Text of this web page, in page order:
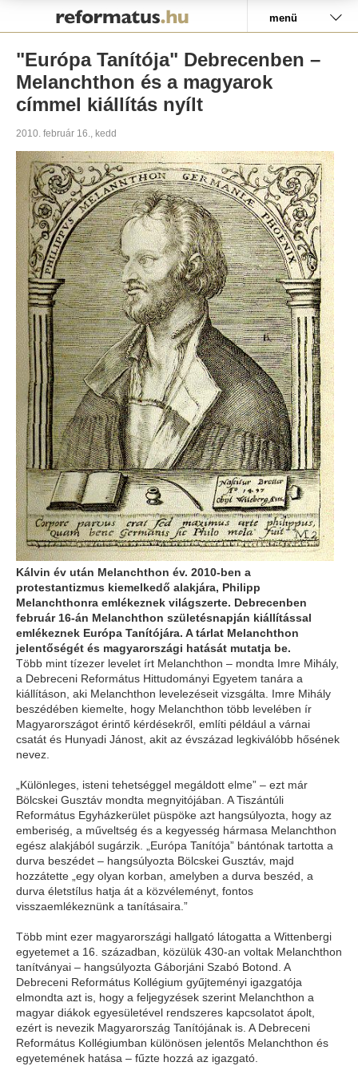
menü
"Európa Tanítója" Debrecenben –
Melanchthon és a magyarok
címmel kiállítás nyílt
2010. február 16., kedd
Kálvin év után Melanchthon év. 2010-ben a
protestantizmus kiemelkedő alakjára, Philipp
Melanchthonra emlékeznek világszerte. Debrecenben
február 16-án Melanchthon születésnapján kiállítással
emlékeznek Európa Tanítójára. A tárlat Melanchthon
jelentőségét és magyarországi hatását mutatja be.
Több mint tízezer levelet írt Melanchthon – mondta Imre Mihály,
a Debreceni Református Hittudományi Egyetem tanára a
kiállításon, aki Melanchthon levelezéseit vizsgálta. Imre Mihály
beszédében kiemelte, hogy Melanchthon több levelében ír
Magyarországot érintő kérdésekről, említi például a várnai
csatát és Hunyadi Jánost, akit az évszázad legkiválóbb hősének
nevez.
„Különleges, isteni tehetséggel megáldott elme” – ezt már
Bölcskei Gusztáv mondta megnyitójában. A Tiszántúli
Református Egyházkerület püspöke azt hangsúlyozta, hogy az
emberiség, a műveltség és a kegyesség hármasa Melanchthon
egész alakjából sugárzik. „Európa Tanítója” bántónak tartotta a
durva beszédet – hangsúlyozta Bölcskei Gusztáv, majd
hozzátette „egy olyan korban, amelyben a durva beszéd, a
durva életstílus hatja át a közvéleményt, fontos
visszaemlékeznünk a tanításaira.”
Több mint ezer magyarországi hallgató látogatta a Wittenbergi
egyetemet a 16. században, közülük 430-an voltak Melanchthon
tanítványai – hangsúlyozta Gáborjáni Szabó Botond. A
Debreceni Református Kollégium gyűjteményi igazgatója
elmondta azt is, hogy a feljegyzések szerint Melanchthon a
magyar diákok egyesületével rendszeres kapcsolatot ápolt,
ezért is nevezik Magyarország Tanítójának is. A Debreceni
Református Kollégiumban különösen jelentős Melanchthon és
egyetemének hatása – fűzte hozzá az igazgató.